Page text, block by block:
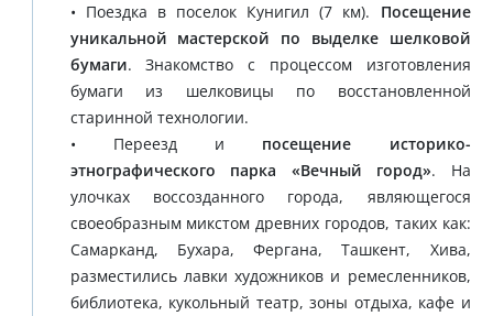
• Поездка в поселок Кунигил (7 км). Посещение
уникальной мастерской по выделке шелковой
бумаги. Знакомство с процессом изготовления
бумаги из шелковицы по восстановленной
старинной технологии.
• Переезд и посещение историко-
этнографического парка «Вечный город». На
улочках воссозданного города, являющегося
своеобразным микстом древних городов, таких как:
Самарканд, Бухара, Фергана, Ташкент, Хива,
разместились лавки художников и ремесленников,
библиотека, кукольный театр, зоны отдыха, кафе и